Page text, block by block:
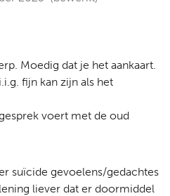
Moedig dat je het aankaart.
fijn kan zijn als het
voert met de oud
suïcide gevoelens/gedachtes
liever dat er doormiddel